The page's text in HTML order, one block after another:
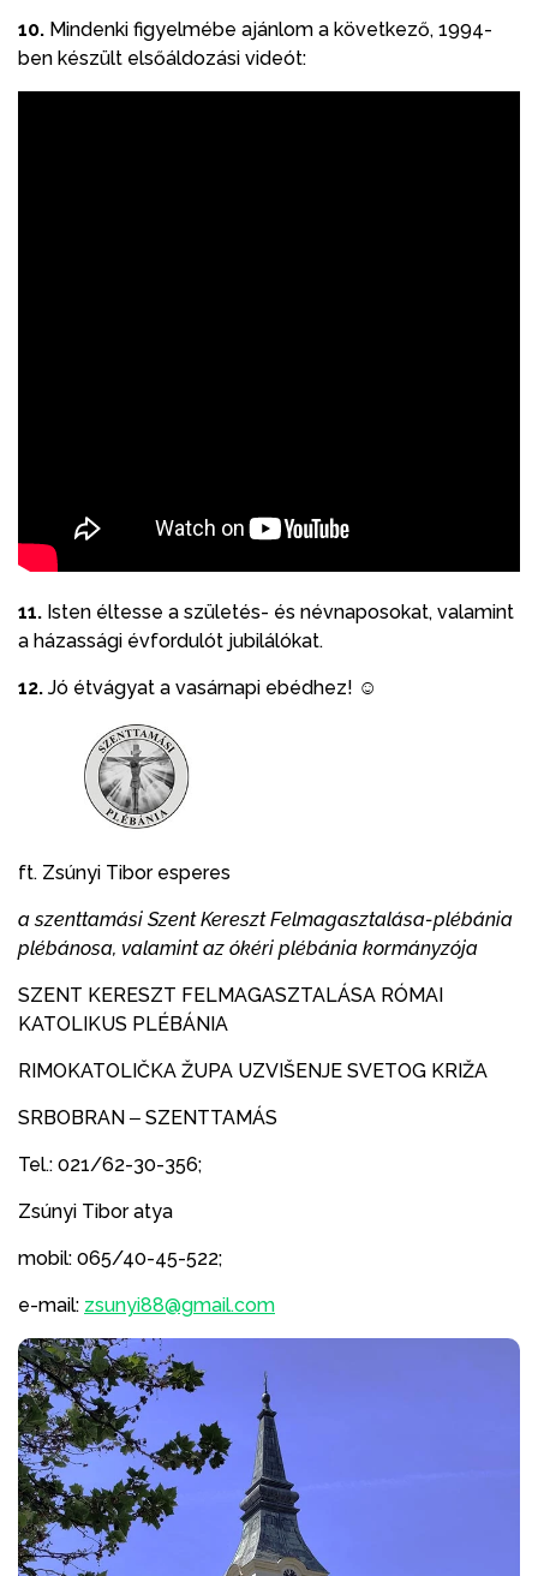
10. Mindenki figyelmébe ajánlom a következő, 1994-
ben készült elsőáldozási videót:
11. Isten éltesse a születés- és névnaposokat, valamint
a házassági évfordulót jubilálókat.
12. Jó étvágyat a vasárnapi ebédhez! ☺
ft. Zsúnyi Tibor esperes
a szenttamási Szent Kereszt Felmagasztalása-plébánia
plébánosa, valamint az ókéri plébánia kormányzója
SZENT KERESZT FELMAGASZTALÁSA RÓMAI
KATOLIKUS PLÉBÁNIA
RIMOKATOLIČKA ŽUPA UZVIŠENJE SVETOG KRIŽA
SRBOBRAN ‒ SZENTTAMÁS
Tel.: 021/62-30-356;
Zsúnyi Tibor atya
mobil: 065/40-45-522;
e-mail: zsunyi88@gmail.com